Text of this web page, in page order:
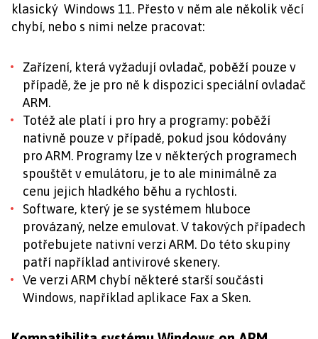
klasický Windows 11. Přesto v něm ale několik věcí
chybí, nebo s nimi nelze pracovat:
Zařízení, která vyžadují ovladač, poběží pouze v
případě, že je pro ně k dispozici speciální ovladač
ARM.
Totéž ale platí i pro hry a programy: poběží
nativně pouze v případě, pokud jsou kódovány
pro ARM. Programy lze v některých programech
spouštět v emulátoru, je to ale minimálně za
cenu jejich hladkého běhu a rychlosti.
Software, který je se systémem hluboce
provázaný, nelze emulovat. V takových případech
potřebujete nativní verzi ARM. Do této skupiny
patří například antivirové skenery.
Ve verzi ARM chybí některé starší součásti
Windows, například aplikace Fax a Sken.